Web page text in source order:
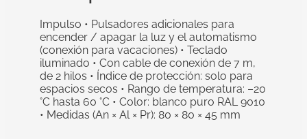
Impulso • Pulsadores adicionales para
encender / apagar la luz y el automatismo
(conexión para vacaciones) • Teclado
iluminado • Con cable de conexión de 7 m,
de 2 hilos • Índice de protección: solo para
espacios secos • Rango de temperatura: –20
°C hasta 60 °C • Color: blanco puro RAL 9010
• Medidas (An × Al × Pr): 80 × 80 × 45 mm